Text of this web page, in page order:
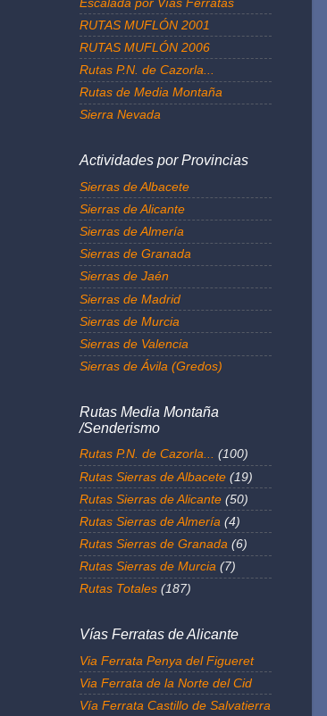
RUTAS MUFLÓN 2001
RUTAS MUFLÓN 2006
Rutas P.N. de Cazorla...
Rutas de Media Montaña
Sierra Nevada
Actividades por Provincias
Sierras de Albacete
Sierras de Alicante
Sierras de Almería
Sierras de Granada
Sierras de Jaén
Sierras de Madrid
Sierras de Murcia
Sierras de Valencia
Sierras de Ávila (Gredos)
Rutas Media Montaña
/Senderismo
Rutas P.N. de Cazorla... (100)
Rutas Sierras de Albacete (19)
Rutas Sierras de Alicante (50)
Rutas Sierras de Almería (4)
Rutas Sierras de Granada (6)
Rutas Sierras de Murcia (7)
Rutas Totales (187)
Vías Ferratas de Alicante
Via Ferrata Penya del Figueret
Via Ferrata de la Norte del Cid
Vía Ferrata Castillo de Salvatierra